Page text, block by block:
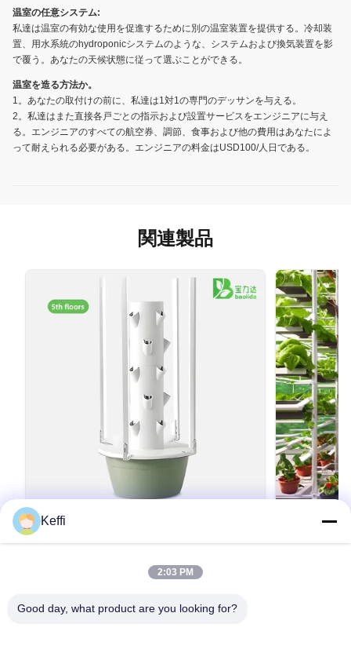
温室の任意システム:
私達は温室の有効な使用を促進するために別の温室装置を提供する。冷却装
置、用水系統のhydroponicシステムのような、システムおよび換気装置を影
で覆う。あなたの天候状態に従って選ぶことができる。
温室を造る方法か。
1。あなたの取付けの前に、私達は1対1の専門のデッサンを与える。
2。私達はまた直接各戸ごとの指示および設置サービスをエンジニアに与え
る。エンジニアのすべての航空券、調節、食事および他の費用はあなたによ
って耐えられる必要がある。エンジニアの料金はUSD100/人日である。
関連製品
垂直農業 LED 成長ライト 水産塔 30L 5層
水産栽培
製品説明 水栽培の利点:1フルスペクトルLED成
長ライト高効率のフルスペクトルLED栽培灯具
比較して30%~50%の成長率を保証する.2空間節
30L 7層 商
ポンプ 水栽
Keffi
2:03 PM
Good day, what product are you looking for?